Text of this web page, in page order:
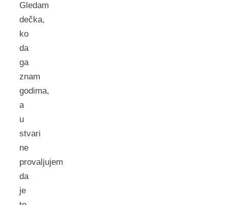
Gledam
dečka,
ko
da
ga
znam
godima,
a
u
stvari
ne
provaljujem
da
je